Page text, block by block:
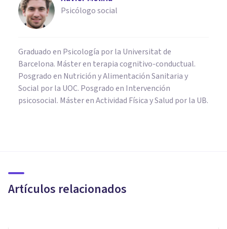
Psicólogo social
Graduado en Psicología por la Universitat de
Barcelona. Máster en terapia cognitivo-conductual.
Posgrado en Nutrición y Alimentación Sanitaria y
Social por la UOC. Posgrado en Intervención
psicosocial. Máster en Actividad Física y Salud por la UB.
Artículos relacionados
Chomsky